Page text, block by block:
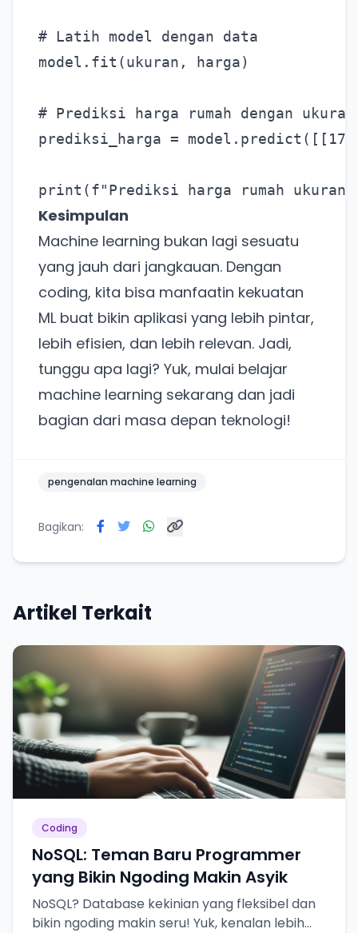
# Latih model dengan data
model.fit(ukuran, harga)
# Prediksi harga rumah dengan ukuran
prediksi_harga =
Kesimpulan
Machine learning bukan lagi sesuatu
yang jauh dari jangkauan. Dengan
coding, kita bisa manfaatin kekuatan
ML buat bikin aplikasi yang lebih pintar,
lebih efisien, dan lebih relevan. Jadi,
tunggu apa lagi? Yuk, mulai belajar
machine learning sekarang dan jadi
bagian dari masa depan teknologi!
pengenalan machine learning
Bagikan:
Artikel Terkait
Coding
NoSQL: Teman Baru Programmer
yang Bikin Ngoding Makin Asyik
NoSQL? Database kekinian yang fleksibel dan
bikin ngoding makin seru! Yuk, kenalan lebih
Ada Website Baru!
Punya website SMM baru nih! Coba BulkFame
pakai Zona Sosmed kapan saja.
Coba BulkFame
Lain kali saja